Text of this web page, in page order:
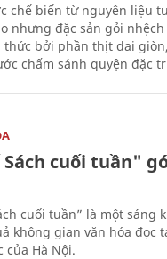
chế biến từ nguyên liệu
nhưng đặc sản gỏi
bởi phần thịt dai
chấm sánh quyện đặc
Sách cuối tuần"
cuối tuần” là một
không gian văn hóa đọc
của Hà Nội.